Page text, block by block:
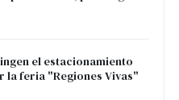
el estacionamiento
la feria "Regiones Vivas"